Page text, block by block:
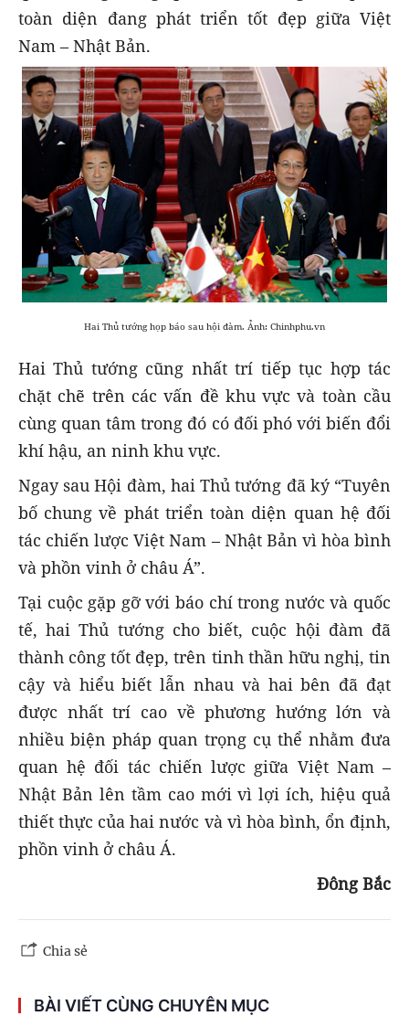
toàn diện đang phát triển tốt đẹp giữa Việt
Nam – Nhật Bản.
Hai Thủ tướng họp báo sau hội đàm. Ảnh: Chinhphu.vn
Hai Thủ tướng cũng nhất trí tiếp tục hợp tác
chặt chẽ trên các vấn đề khu vực và toàn cầu
cùng quan tâm trong đó có đối phó với biến đổi
khí hậu, an ninh khu vực.
Ngay sau Hội đàm, hai Thủ tướng đã ký “Tuyên
bố chung về phát triển toàn diện quan hệ đối
tác chiến lược Việt Nam – Nhật Bản vì hòa bình
và phồn vinh ở châu Á”.
Tại cuộc gặp gỡ với báo chí trong nước và quốc
tế, hai Thủ tướng cho biết, cuộc hội đàm đã
thành công tốt đẹp, trên tinh thần hữu nghị, tin
cậy và hiểu biết lẫn nhau và hai bên đã đạt
được nhất trí cao về phương hướng lớn và
nhiều biện pháp quan trọng cụ thể nhằm đưa
quan hệ đối tác chiến lược giữa Việt Nam –
Nhật Bản lên tầm cao mới vì lợi ích, hiệu quả
thiết thực của hai nước và vì hòa bình, ổn định,
phồn vinh ở châu Á.
Đông Bắc
Chia sẻ
BÀI VIẾT CÙNG CHUYÊN MỤC